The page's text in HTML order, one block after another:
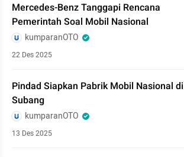
Mercedes-Benz Tanggapi Rencana
Pemerintah Soal Mobil Nasional
kumparanOTO
22 Des 2025
Pindad Siapkan Pabrik Mobil Nasional di
Subang
kumparanOTO
13 Des 2025